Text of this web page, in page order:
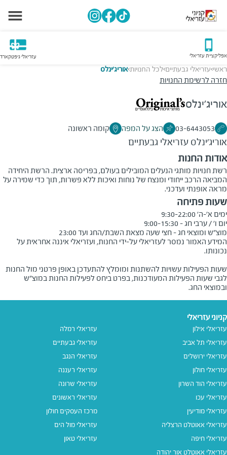
אפליקציית עזריאלי עזריאלי גיפטקארד
ראשי>עזריאלי גבעתיים>לכל החנויות>אוריג'ינלס
חזרה לרשימת החנויות
אוריג'ינלס
03-6443053 הצג על המפה קומה ראשונה
אוריג'ינלס עזריאלי גבעתיים
אודות החנות
רשת חנויות מותגי הנעלים המובילים בעולם, בפריסה ארצית. הרשת היחידה
המביאה הרכב ייחודי ומנצח של נוחות ואיכות ללא פשרות, תוך כדי שמירה על
מראה אופנתי ועדכני.
שעות פתיחה
מוצ"ש ומוצאי חג - חצי שעה מצאת השבת/החג ועד 23:00
המידע האמור נמסר לעזריאלי על-ידי החנות, ועזריאלי איננה אחראית על
שעות הפעילות עשויות להשתנות ומומלץ להתעדכן באופן פרטני מול החנות
לגבי שעות הפעילות המעודכנות, בפרט ביחס לפעילות החנות במוצ"ש
ובמוצאי החג.
קניוני עזריאלי
עזריאלי אילון
עזריאלי תל אביב
עזריאלי ירושלים
עזריאלי חולון
עזריאלי הוד השרון
עזריאלי עכו
עזריאלי מודיעין
עזריאלי אאוטלט הרצליה
עזריאלי חיפה
עזריאלי אאוטלט אור יהודה
עזריאלי רמלה
עזריאלי גבעתיים
עזריאלי הנגב
עזריאלי רעננה
עזריאלי שרונה
עזריאלי ראשונים
מרכז העסקים חולון
עזריאלי מול הים
עזריאלי טאון